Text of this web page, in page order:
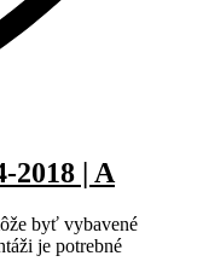
2018 | A
byť vybavené
je potrebné